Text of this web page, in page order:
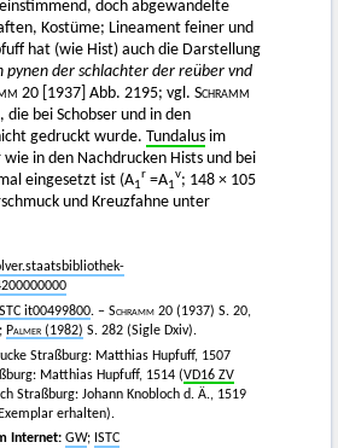
doch abgewandelte
Kostüme; Lineament feiner und
hat (wie Hist) auch die Darstellung
pynen der schlachter der reüber vnd
20 [1937] Abb. 2195; vgl. Schramm
die bei Schobser und in den
gedruckt wurde. Tundalus im
in den Nachdrucken Hists und bei
eingesetzt ist (A1
r =A1
v; 148 × 105
und Kreuzfahne unter
ISTC it00499800. – Schramm 20 (1937) S. 20,
Palmer (1982) S. 282 (Sigle Dxiv).
Straßburg: Matthias Hupfuff, 1507
Matthias Hupfuff, 1514 (VD16 ZV
Straßburg: Johann Knobloch d. Ä., 1519
erhalten).
Internet: GW; ISTC